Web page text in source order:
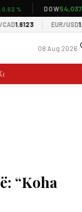
% DOW54,037
1.6123 EUR/USD1.1552
08 Aug 2026
(EMRI)
“Koha